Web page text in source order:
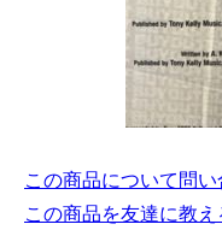
この商品について問い
この商品を友達に教え